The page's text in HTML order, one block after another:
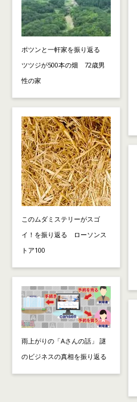
ポツンと一軒家を振り返る
ツツジが500本の畑 72歳男
性の家
このムダミステリーがスゴ
イ！を振り返る ローソンス
トア100
雨上がりの「Aさんの話」 謎
のビジネスの真相を振り返る